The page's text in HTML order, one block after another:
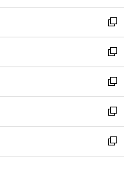
開
く
ウ
で
開
く
ン
ド
ウ
で
開
く
ウ
ィ
ン
ド
ウ
で
開
く
新
し
い
ウ
ィ
ン
ド
ウ
で
開
新
し
い
ウ
ィ
ン
ド
ウ
新
し
い
ウ
ィ
ン
新
し
い
ウ
新
し